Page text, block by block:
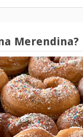
Merendina?